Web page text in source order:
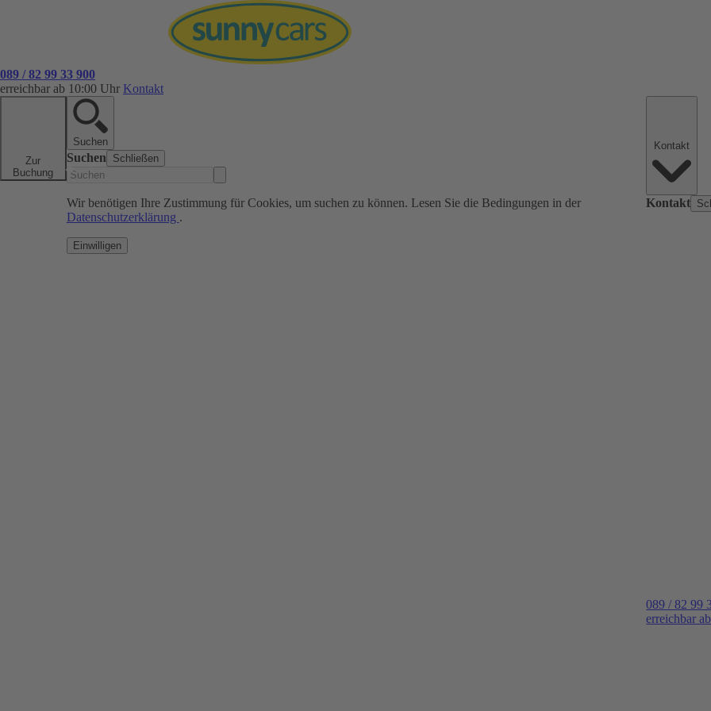
089 / 82 99 33 900
erreichbar ab 10:00 Uhr Kontakt
Zur
Buchung
Suchen
Suchen Schließen
Wir benötigen Ihre Zustimmung für Cookies, um suchen zu können. Lesen Sie die Bedingungen in der
Datenschutzerklärung .
Einwilligen
Kontakt
089 / 82 99
erreichbar